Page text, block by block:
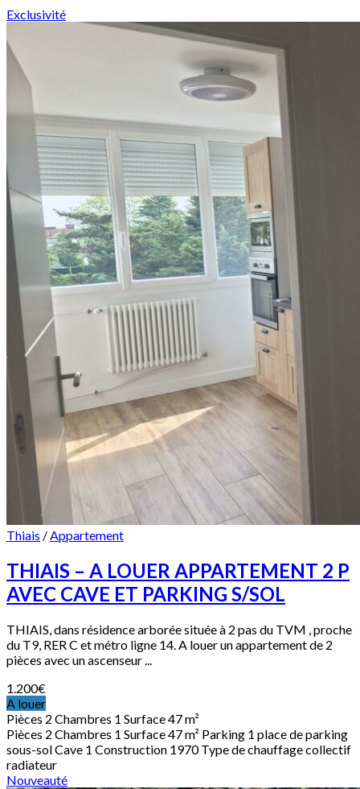
Exclusivité
Thiais /Appartement
THIAIS – A LOUER APPARTEMENT 2 P
AVEC CAVE ET PARKING S/SOL
THIAIS, dans résidence arborée située à 2 pas du TVM , proche
du T9, RER C et métro ligne 14. A louer un appartement de 2
pièces avec un ascenseur ...
1.200€
A louer
Pièces 2 Chambres 1 Surface47 m²
Pièces 2 Chambres 1 Surface47 m² Parking 1 place de parking
sous-solCave 1 Construction 1970 Type de chauffagecollectif
radiateur
Nouveauté